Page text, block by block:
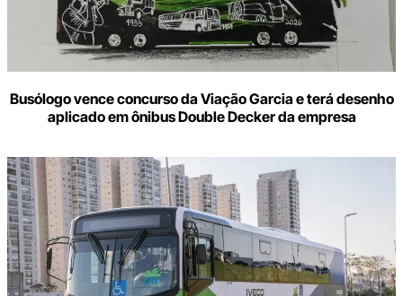
Busólogo vence concurso da Viação Garcia e terá desenho
aplicado em ônibus Double Decker da empresa